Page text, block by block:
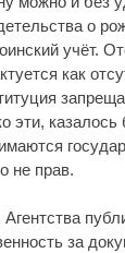
о
учёт.
как
эти,
не прав.
за